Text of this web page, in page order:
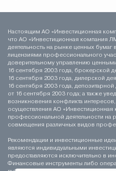
Настоящим АО «Инвестиционная
что АО «Инвестиционная компания
деятельность на рынке ценных
лицензиями профессионального
доверительному управлению
16 сентября 2003 года, брокерской
16 сентября 2003 года, дилерской
16 сентября 2003 года,
от 16 сентября 2003 года; а также
возникновения конфликта
осуществления АО
профессиональной деятельности на
совмещения различных видов
Рекомендации и инвестиционные
являются индивидуальными
предоставляются исключительно в
Финансовые инструменты либо